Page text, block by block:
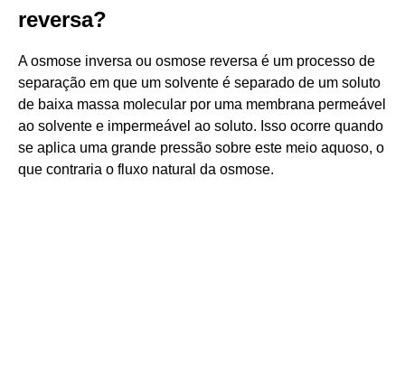
reversa?
A osmose inversa ou osmose reversa é um processo de
separação em que um solvente é separado de um soluto
de baixa massa molecular por uma membrana permeável
ao solvente e impermeável ao soluto. Isso ocorre quando
se aplica uma grande pressão sobre este meio aquoso, o
que contraria o fluxo natural da osmose.